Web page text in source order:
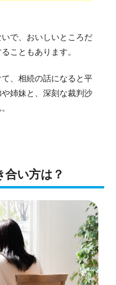
で、おいしいところだ
こともあります。
、相続の話になると平
姉妹と、深刻な裁判沙
合い方は？